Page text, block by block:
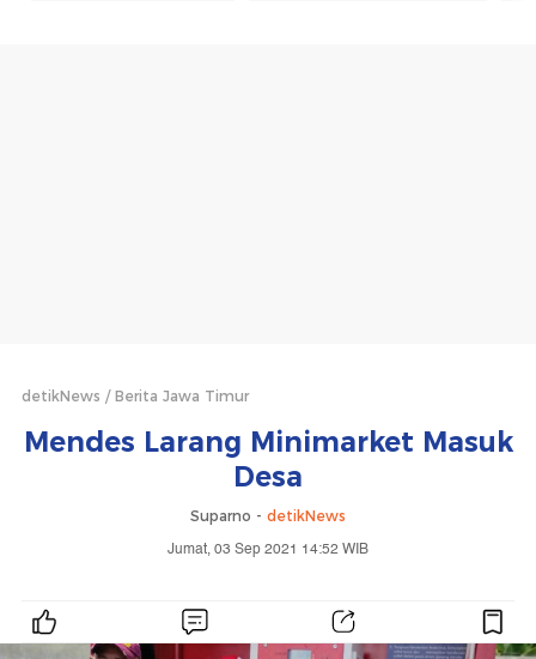
detikNews Berita Jawa Timur
Mendes Larang Minimarket Masuk
Desa
Suparno - detikNews
Jumat, 03 Sep 2021 14:52 WIB